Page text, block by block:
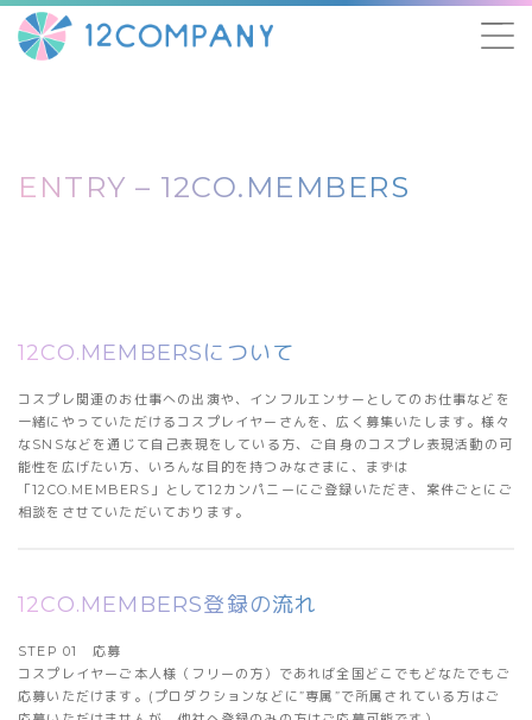
ENTRY – 12CO.MEMBERS
12CO.MEMBERSについて
コスプレ関連のお仕事への出演や、インフルエンサーとしてのお仕事などを
一緒にやっていただけるコスプレイヤーさんを、広く募集いたします。様々
なSNSなどを通じて自己表現をしている方、ご自身のコスプレ表現活動の可
能性を広げたい方、いろんな目的を持つみなさまに、まずは
「12CO.MEMBERS」として12カンパニーにご登録いただき、案件ごとにご
相談をさせていただいております。
12CO.MEMBERS登録の流れ
STEP 01 応募
コスプレイヤーご本人様（フリーの方）であれば全国どこでもどなたでもご
応募いただけます。(プロダクションなどに”専属”で所属されている方はご